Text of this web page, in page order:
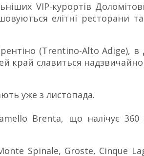
VIP-курортів
елітні ресторани
(Trentino-Alto Adige), в
край славиться
уже з листопада.
Brenta, що налічує
Spinale, Groste, Cinque